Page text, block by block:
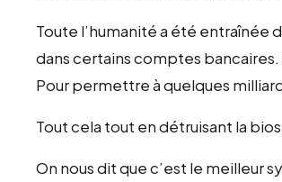
Toute l’humanité a été entraînée
dans certains comptes
Pour permettre à quelques
Tout cela tout en détruisant la
On nous dit que c’est le meilleur